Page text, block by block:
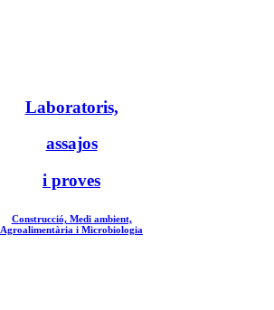
Laboratoris,
assajos
i proves
Construcció, Medi ambient,
Agroalimentària i Microbiologia